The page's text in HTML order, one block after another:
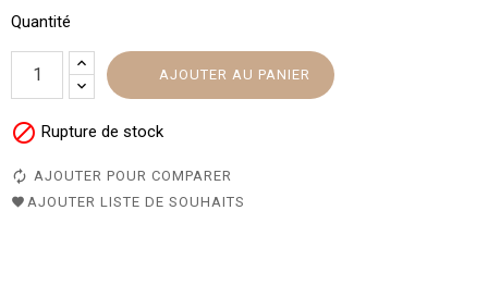
Quantité
AJOUTER AU PANIER
 Rupture de stock
AJOUTER POUR COMPARER
AJOUTER LISTE DE SOUHAITS